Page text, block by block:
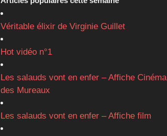
Véritable élixir de Virginie Guillet
Hot vidéo n°1
Les salauds vont en enfer – Affiche Cinéma
des Mureaux
Les salauds vont en enfer – Affiche film